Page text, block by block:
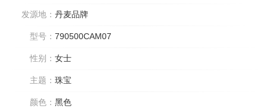
发源地： 丹麦品牌
型号： 790500CAM07
性别： 女士
主题： 珠宝
颜色： 黑色